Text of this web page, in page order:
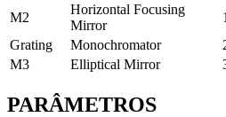
M2
Horizontal Focusing
Mirror
Grating
Monochromator
M3
Elliptical Mirror
PARÂMETROS